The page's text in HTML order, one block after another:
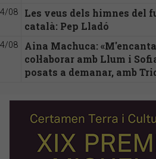
08
Les veus dels himnes del
català: Pep Lladó
08
Aina Machuca:
col·laborar amb Llum i
posats a demanar, amb